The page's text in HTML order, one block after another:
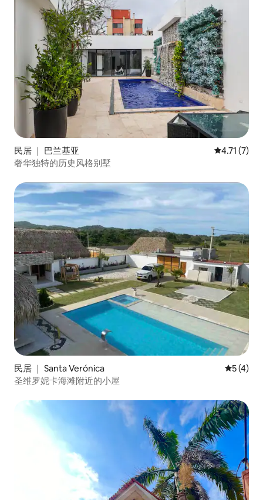
民居 ｜ 巴兰基亚 平均评分
4.71 (7)
奢华独特的历史风格别墅
民居 ｜ Santa Verónica 平均评分
5 (4)
圣维罗妮卡海滩附近的小屋